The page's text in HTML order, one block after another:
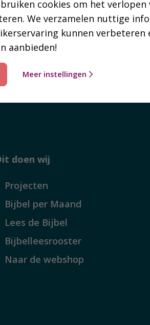
doen wij
Projecten
Bijbel per Maand
Lees de Bijbel
Bijbelleesrooster
Naar de webshop
cookies om het verlopen
We verzamelen nuttige
kunnen verbeteren
aanbieden!
Meer instellingen